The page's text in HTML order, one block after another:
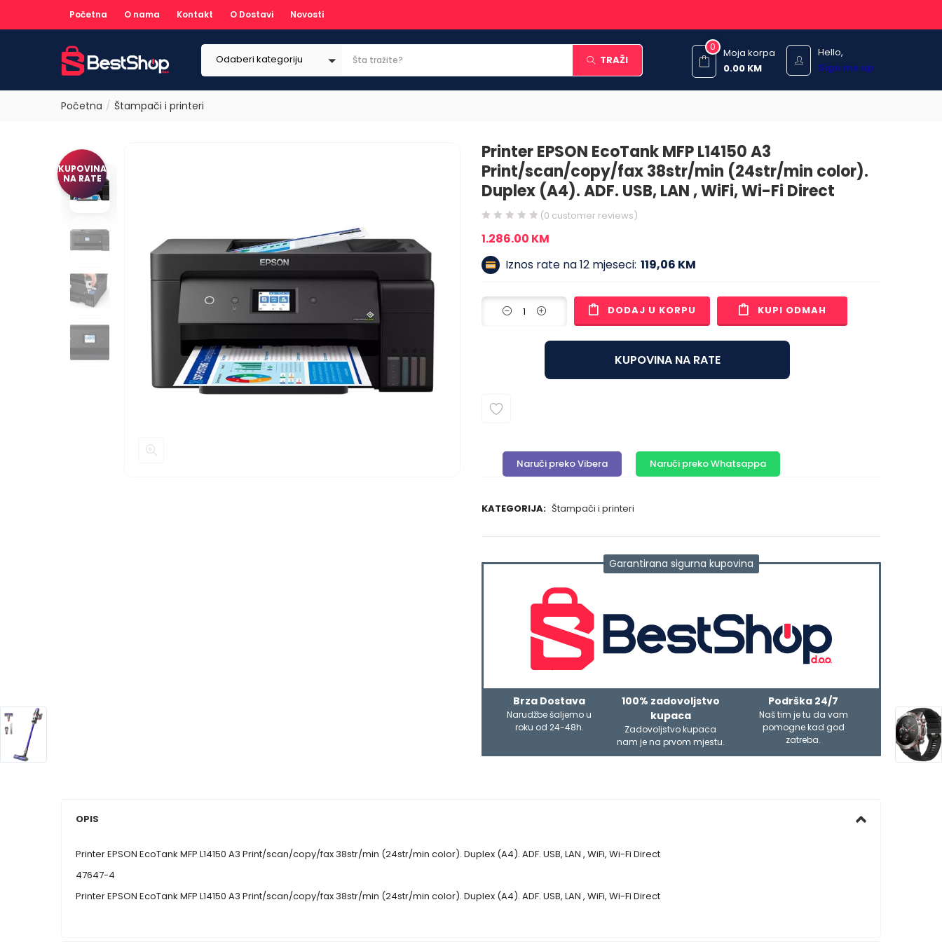
Početna O nama Kontakt O Dostavi Novosti
Odaberi kategoriju TRAŽI
Hello,
Sign me up
0
Moja korpa
0.00 KM
Početna Štampači i printeri
KUPOVINA
NA RATE
Printer EPSON EcoTank MFP L14150 A3
Print/scan/copy/fax 38str/min (24str/min color).
Duplex (A4). ADF. USB, LAN , WiFi, Wi-Fi Direct
(0 customer reviews)
1.286.00 KM
Iznos rate na 12 mjeseci: 119,06 KM
DODAJ U KORPU KUPI ODMAH
KUPOVINA NA RATE
Naruči preko Vibera Naruči preko Whatsappa
KATEGORIJA: Štampači i printeri
Garantirana sigurna kupovina
Brza Dostava
Narudžbe šaljemo u
roku od 24-48h.
100% zadovoljstvo
kupaca
Zadovoljstvo kupaca
nam je na prvom mjestu.
Podrška 24/7
Naš tim je tu da vam
pomogne kad god
zatreba.
OPIS
Printer EPSON EcoTank MFP L14150 A3 Print/scan/copy/fax 38str/min (24str/min color). Duplex (A4). ADF. USB, LAN , WiFi, Wi-Fi Direct
47647-4
Printer EPSON EcoTank MFP L14150 A3 Print/scan/copy/fax 38str/min (24str/min color). Duplex (A4). ADF. USB, LAN , WiFi, Wi-Fi Direct